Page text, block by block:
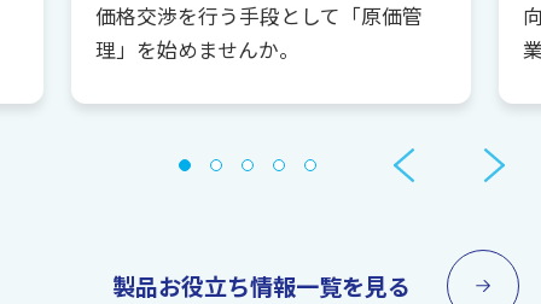
価格交渉を行う手段として「原価管
理」を始めませんか。
製品お役立ち情報一覧を見る